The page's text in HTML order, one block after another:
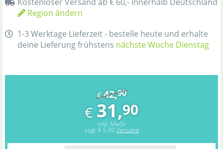
Region ändern
1-3 Werktage Lieferzeit - bestelle heute und erhalte
deine Lieferung frühstens nächste Woche Dienstag
€42,90
€ 31,90
inkl. MwSt
zzgl. € 5,90 Versand